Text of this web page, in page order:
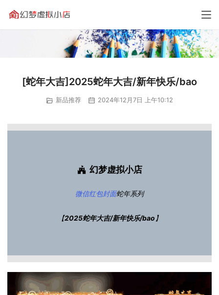
[蛇年大吉]2025蛇年大吉/新年快乐/bao
新品推荐 2024年12月7日 上午10:12
幻梦虚拟小店
微信红包封面蛇年系列
【2025蛇年大吉/新年快乐/bao 】